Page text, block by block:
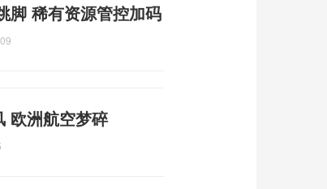
脚 稀有资源管控加码
欧洲航空梦碎